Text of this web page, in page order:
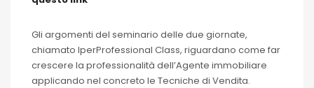
Gli argomenti del seminario delle due giornate,
chiamato IperProfessional Class, riguardano come far
crescere la professionalità dell’Agente immobiliare
applicando nel concreto le Tecniche di Vendita.